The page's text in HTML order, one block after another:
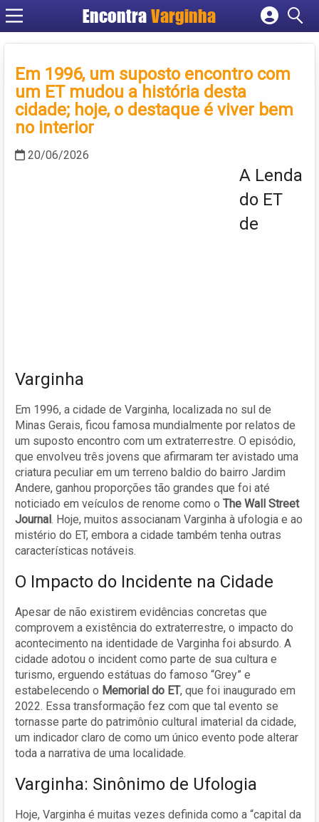
EncontraVarginha
Cadastrar empresa
Criar conta
Em 1996, um suposto encontro com
um ET mudou a história desta
cidade; hoje, o destaque é viver bem
no interior
20/06/2026
A Lenda
do ET
de
Varginha
Em 1996, a cidade de Varginha, localizada no sul de
Minas Gerais, ficou famosa mundialmente por relatos de
um suposto encontro com um extraterrestre. O episódio,
que envolveu três jovens que afirmaram ter avistado uma
criatura peculiar em um terreno baldio do bairro Jardim
Andere, ganhou proporções tão grandes que foi até
noticiado em veículos de renome como o The Wall Street
Journal. Hoje, muitos associanam Varginha à ufologia e ao
mistério do ET, embora a cidade também tenha outras
características notáveis.
O Impacto do Incidente na Cidade
Apesar de não existirem evidências concretas que
comprovem a existência do extraterrestre, o impacto do
acontecimento na identidade de Varginha foi absurdo. A
cidade adotou o incident como parte de sua cultura e
turismo, erguendo estátuas do famoso “Grey” e
estabelecendo o Memorial do ET, que foi inaugurado em
2022. Essa transformação fez com que tal evento se
tornasse parte do patrimônio cultural imaterial da cidade,
um indicador claro de como um único evento pode alterar
toda a narrativa de uma localidade.
Varginha: Sinônimo de Ufologia
Hoje, Varginha é muitas vezes definida como a “capital da